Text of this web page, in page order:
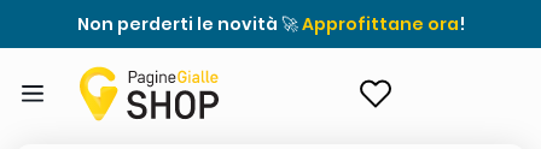
Non perderti le novità 🚀Approfittane ora!